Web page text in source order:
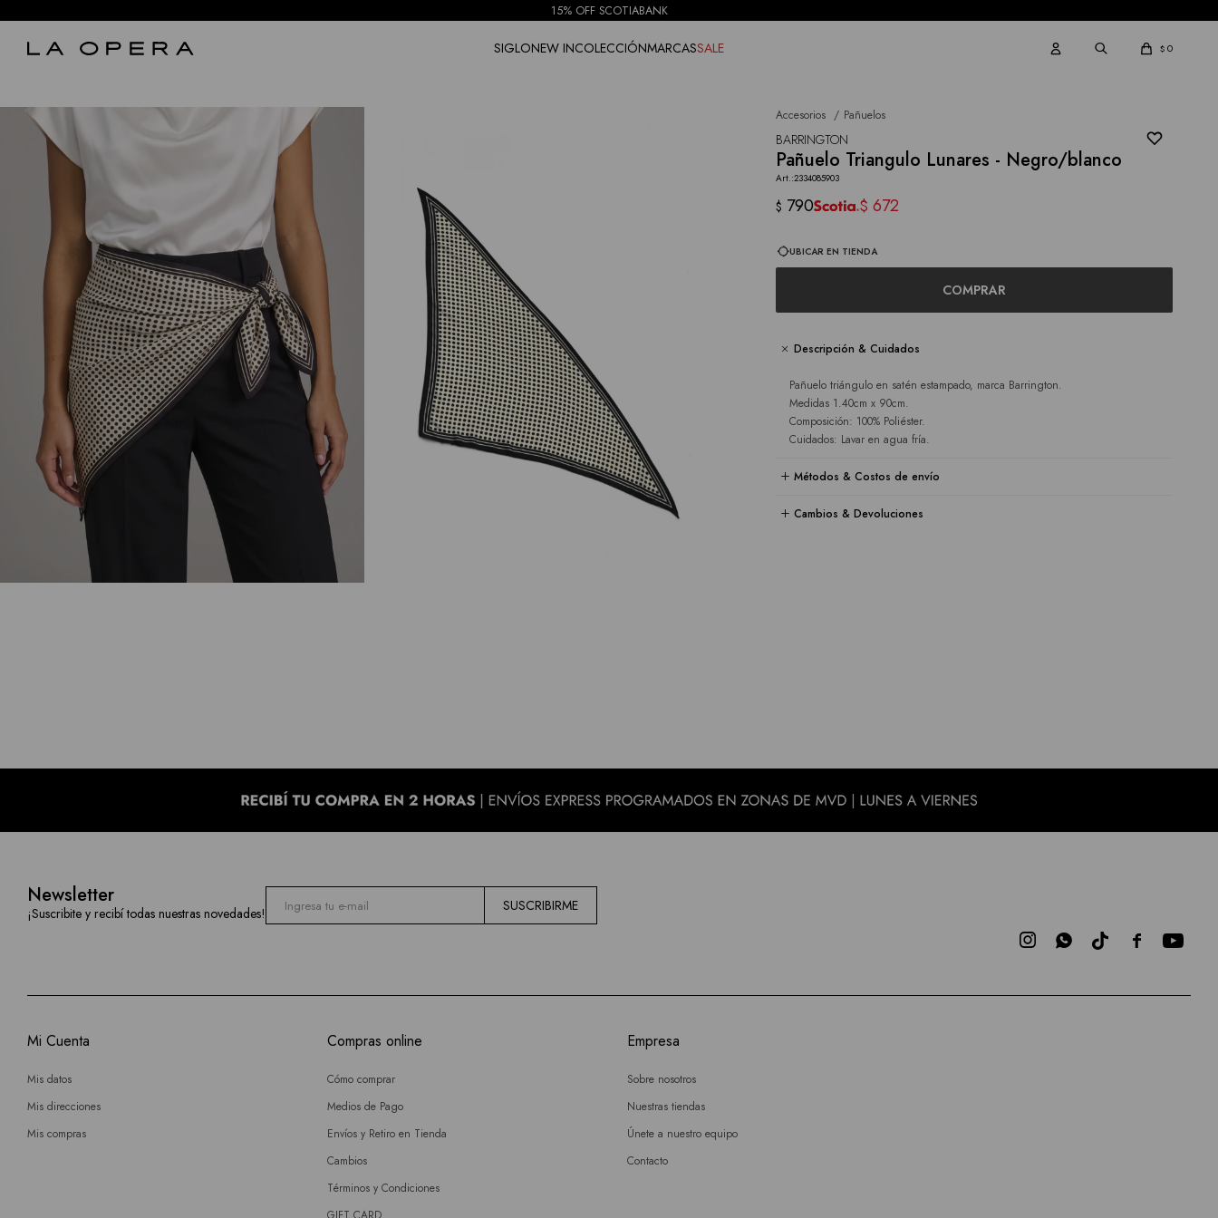
15% OFF SCOTIABANK
SIGLONEW INCOLECCIÓNMARCASSALE $ 0
Accesorios Pañuelos
BARRINGTON
Pañuelo Triangulo Lunares - Negro/blanco
2334085903
$ 790 $ 672
UBICAR EN TIENDA
COMPRAR
Descripción & Cuidados
Pañuelo triángulo en satén estampado, marca Barrington.
Medidas 1.40cm x 90cm.
Composición: 100% Poliéster.
Cuidados: Lavar en agua fría.
Métodos & Costos de envío
Cambios & Devoluciones
Newsletter
¡Suscribite y recibí todas nuestras novedades! SUSCRIBIRME

 
Mi Cuenta
Mis datos
Mis direcciones
Mis compras
Compras online
Cómo comprar
Medios de Pago
Envíos y Retiro en Tienda
Cambios
Términos y Condiciones
Empresa
Sobre nosotros
Nuestras tiendas
Únete a nuestro equipo
Contacto